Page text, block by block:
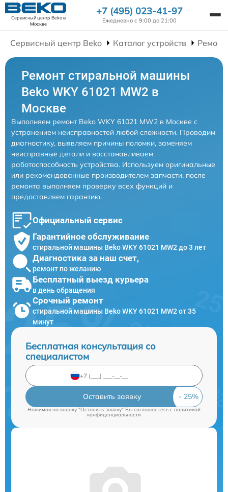
Сервисный центр Bekoв
Москве
+7 (495) 023-41-97
Ежедневно с 9:00 до 21:00
Сервисный центр Beko Каталог устройств
Ремонт стиральной машины
Beko WKY 61021 MW2 в
Москве
Выполняем ремонт Beko WKY 61021 MW2 в Москве с
устранением неисправностей любой сложности. Проводим
диагностику, выявляем причины поломки, заменяем
неисправные детали и восстанавливаем
работоспособность устройства. Используем оригинальные
или рекомендованные производителем запчасти, после
ремонта выполняем проверку всех функций и
предоставляем гарантию.
Официальный сервис
Гарантийное обслуживание
стиральной машины Beko WKY 61021 MW2 до 3 лет
Диагностика за наш счет,
ремонт по желанию
Бесплатный выезд курьера
в день обращения
Срочный ремонт
стиральной машины Beko WKY 61021 MW2 от 35
минут
Бесплатная консультация со
специалистом
Оставить заявку
Нажимая на кнопку "Оставить заявку" Вы соглашаетесь c политикой
конфиденциальности